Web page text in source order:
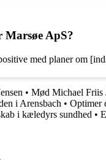
Marsøe ApS?
med planer om
• Mød Michael Friis
i Arensbach • Optimer
i kæledyrs sundhed •